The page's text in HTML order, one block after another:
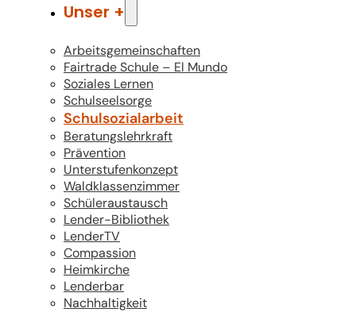
Unser +
Arbeitsgemeinschaften
Fairtrade Schule – El Mundo
Soziales Lernen
Schulseelsorge
Schulsozialarbeit
Beratungslehrkraft
Prävention
Unterstufenkonzept
Waldklassenzimmer
Schüleraustausch
Lender-Bibliothek
LenderTV
Compassion
Heimkirche
Lenderbar
Nachhaltigkeit